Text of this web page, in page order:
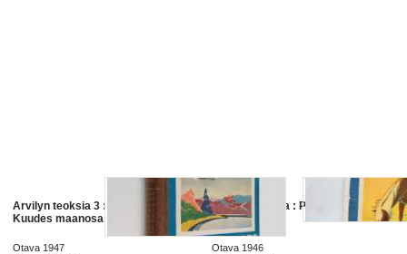
Arvilyn teoksia 3 : Sininen saari ;
Kuudes maanosa
Otava 1947
Arvilyn teoksia : Pikku Veikko ;
Meren erakot
Otava 1946